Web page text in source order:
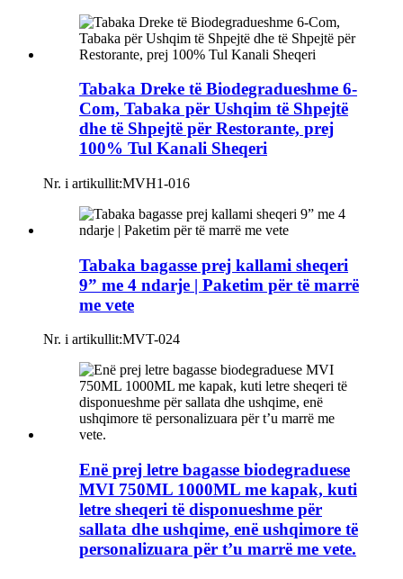
Tabaka Dreke të Biodegradueshme 6-
Com, Tabaka për Ushqim të Shpejtë
dhe të Shpejtë për Restorante, prej
100% Tul Kanali Sheqeri
Nr. i artikullit:MVH1-016
Tabaka bagasse prej kallami sheqeri
9” me 4 ndarje | Paketim për të marrë
me vete
Nr. i artikullit:MVT-024
Enë prej letre bagasse biodegraduese
MVI 750ML 1000ML me kapak, kuti
letre sheqeri të disponueshme për
sallata dhe ushqime, enë ushqimore të
personalizuara për t’u marrë me vete.